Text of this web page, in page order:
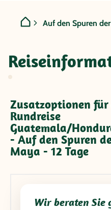
Auf den Spuren
Zusatzoptionen
Rundreise
Guatemala/
- Auf den Spuren
Maya - 12 Tage
Wir beraten Sie